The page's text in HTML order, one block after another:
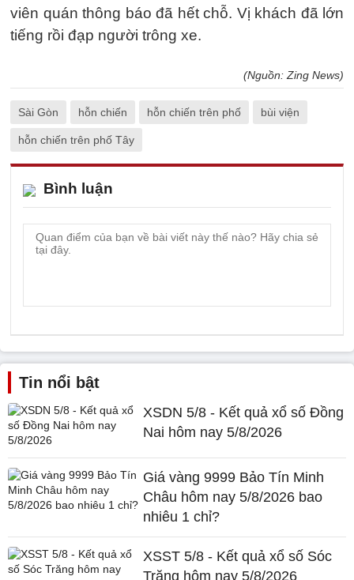
viên quán thông báo đã hết chỗ. Vị khách đã lớn
tiếng rồi đạp người trông xe.
(Nguồn: Zing News)
Sài Gòn hỗn chiến hỗn chiến trên phố bùi viện
hỗn chiến trên phố Tây
Bình luận
Tin nổi bật
XSDN 5/8 - Kết quả xổ số Đồng
Nai hôm nay 5/8/2026
Giá vàng 9999 Bảo Tín Minh
Châu hôm nay 5/8/2026 bao
nhiêu 1 chỉ?
XSST 5/8 - Kết quả xổ số Sóc
Trăng hôm nay 5/8/2026